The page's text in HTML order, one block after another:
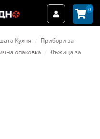
Вход / 0
Кухня
Прибори за
опаковка
Лъжица за